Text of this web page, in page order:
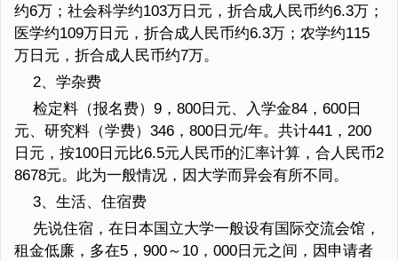
约6万；社会科学约103万日元，折合成人民币约6.3万；
医学约109万日元，折合成人民币约6.3万；农学约115
万日元，折合成人民币约7万。
2、学杂费
检定料（报名费）9，800日元、入学金84，600日
元、研究料（学费）346，800日元/年。共计441，200
日元，按100日元比6.5元人民币的汇率计算，合人民币2
8678元。此为一般情况，因大学而异会有所不同。
3、生活、住宿费
先说住宿，在日本国立大学一般设有国际交流会馆，
租金低廉，多在5，900～10，000日元之间，因申请者